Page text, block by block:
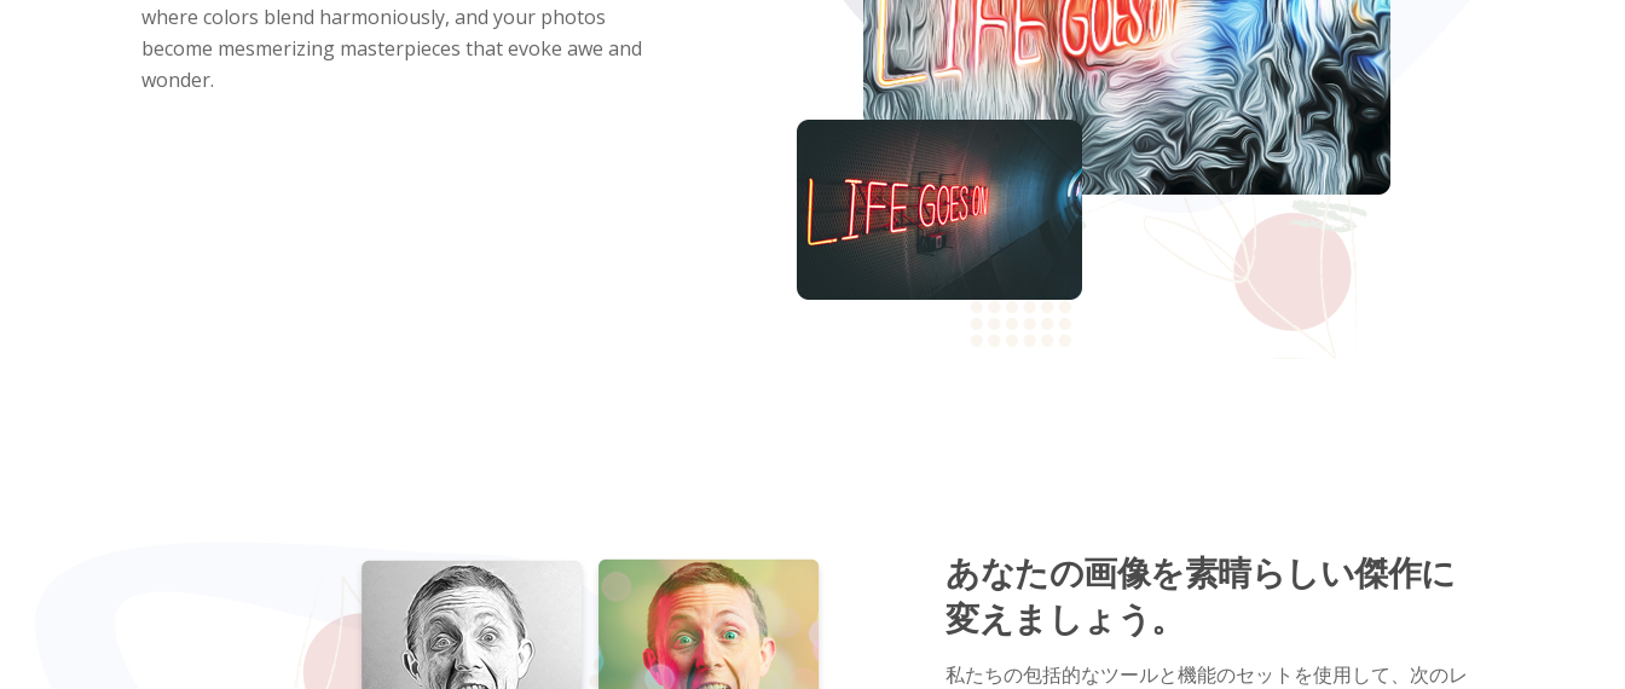
where colors blend harmoniously, and your photos
become mesmerizing masterpieces that evoke awe and
wonder.
あなたの画像を素晴らしい傑作に
変えましょう。
私たちの包括的なツールと機能のセットを使用して、次のレ